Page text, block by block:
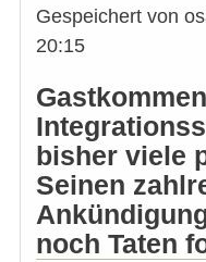
Gespeichert von
20:15
bisher viele
Seinen
noch Taten